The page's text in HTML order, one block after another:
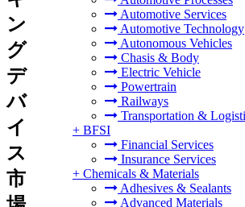
Automotive Services
Automotive Technology
Autonomous Vehicles
Chasis & Body
Electric Vehicle
Powertrain
Railways
Transportation &
+ BFSI
Financial Services
Insurance Services
+ Chemicals & Materials
Adhesives & Sealants
Advanced Materials
ン
グ
デ
バ
イ
ス
市